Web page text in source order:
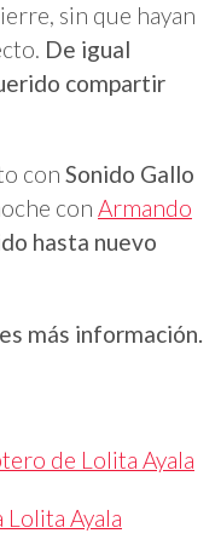
sin que hayan
De igual
compartir
con Sonido Gallo
con Armando
hasta nuevo
más información.
de Lolita Ayala
Ayala